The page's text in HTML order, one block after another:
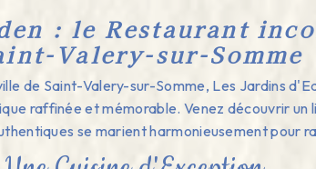
: le Restaurant
Valery-sur-Somme
de Saint-Valery-sur-Somme, Les Jardins
raffinée et mémorable. Venez découvrir un
se marient harmonieusement pour